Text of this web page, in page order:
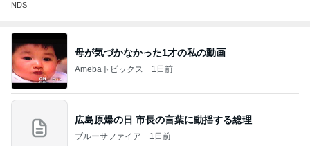
NDS
母が気づかなかった1才の私の動画
Amebaトピックス 1日前
広島原爆の日 市長の言葉に動揺する総理
ブルーサファイア 1日前